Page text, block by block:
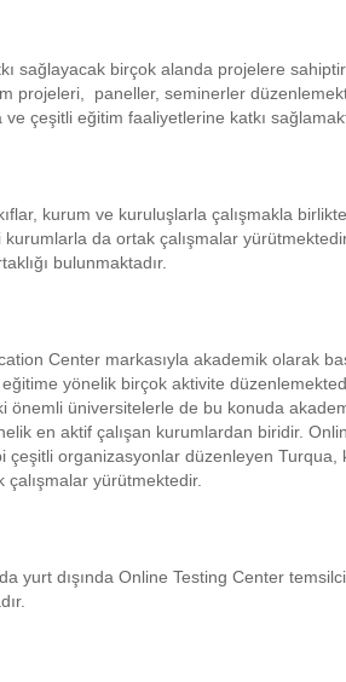
sağlayacak birçok alanda projelere
projeleri, paneller, seminerler
çeşitli eğitim faaliyetlerine katkı
kurum ve kuruluşlarla çalışmakla
kurumlarla da ortak çalışmalar
bulunmaktadır.
Center markasıyla akademik olarak
yönelik birçok aktivite
önemli üniversitelerle de bu konuda
en aktif çalışan kurumlardan biridir.
çeşitli organizasyonlar düzenleyen
yürütmektedir.
yurt dışında Online Testing Center